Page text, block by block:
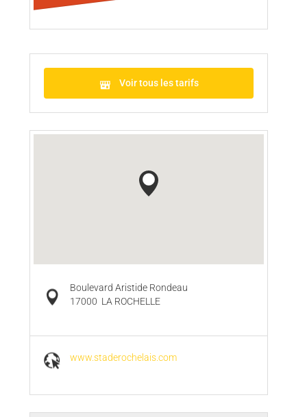
Voir tous les tarifs
Boulevard Aristide Rondeau
17000 LA ROCHELLE
www.staderochelais.com